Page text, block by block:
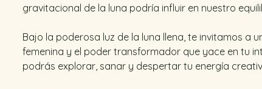
gravitacional de la luna podría influir en nuestro
Bajo la poderosa luz de la luna llena, te invitamos
femenina y el poder transformador que yace en tu
podrás explorar, sanar y despertar tu energía